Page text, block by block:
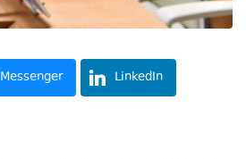
Messenger LinkedIn